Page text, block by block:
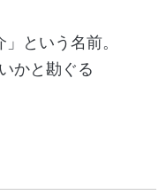
という名前。
かと勘ぐる